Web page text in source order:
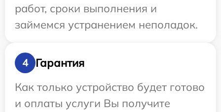
работ, сроки выполнения и
займемся устранением неполадок.
4
Гарантия
Как только устройство будет готово
и оплаты услуги Вы получите